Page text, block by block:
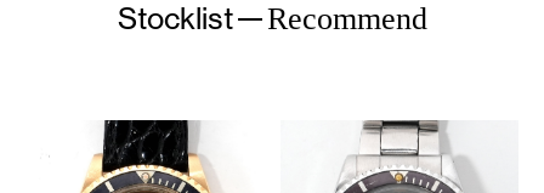
Stocklist Recommend